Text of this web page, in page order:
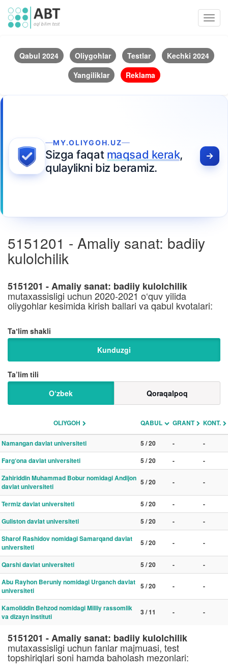
Qabul 2024 Oliygohlar Testlar
Kechki 2024
Yangiliklar
Reklama
MY.OLIYGOH.UZ
Sizga faqat maqsad kerak,
qulaylikni biz beramiz.
5151201 - Amaliy sanat: badiiy
kulolchilik
5151201 - Amaliy sanat: badiiy kulolchilik
mutaxassisligi uchun 2020-2021 o‘quv yilida
oliygohlar kesimida kirish ballari va qabul kvotalari:
Taʼlim shakli
Kunduzgi
Ta’lim tili
O‘zbek
Qoraqalpoq
OLIYGOH QABUL GRANT KONT.
Namangan davlat universiteti 5 / 20 -
-
Farg‘ona davlat universiteti
5 / 20 -
-
Zahiriddin Muhammad Bobur nomidagi Andijon
davlat universiteti
5 / 20 - -
Termiz davlat universiteti 5 / 20 -
-
Guliston davlat universiteti
5 / 20 -
-
Sharof Rashidov nomidagi Samarqand davlat
universiteti
5 / 20 - -
Qarshi davlat universiteti 5 / 20 -
-
Abu Rayhon Beruniy nomidagi Urganch davlat
universiteti
5 / 20 - -
Kamoliddin Behzod nomidagi Milliy rassomlik
va dizayn instituti
3 / 11 - -
5151201 - Amaliy sanat: badiiy kulolchilik
mutaxassisligi uchun fanlar majmuasi, test
topshiriqlari soni hamda baholash mezonlari: